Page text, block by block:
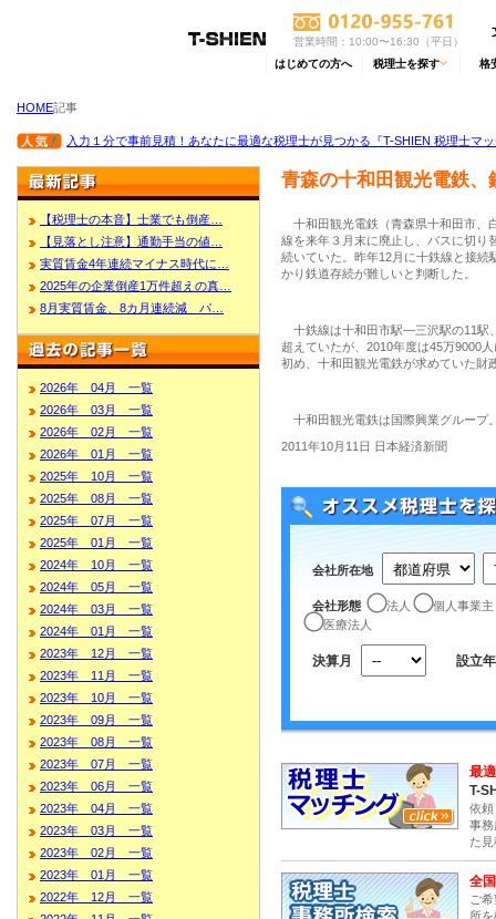
営業時間：10:00〜16:30（平日）
はじめての方へ 税理士を探す 格
HOME記事
入力１分で事前見積！あなたに最適な税理士が見つかる『T-SHIEN 税理士マ
【税理士の本音】士業でも倒産…
【見落とし注意】通勤手当の値…
実質賃金4年連続マイナス時代に…
2025年の企業倒産1万件超えの真…
8月実質賃金、8カ月連続減 パ…
2026年 04月 一覧
2026年 03月 一覧
2026年 02月 一覧
2026年 01月 一覧
2025年 10月 一覧
2025年 08月 一覧
2025年 07月 一覧
2025年 01月 一覧
2024年 10月 一覧
2024年 05月 一覧
2024年 03月 一覧
2024年 01月 一覧
2023年 12月 一覧
2023年 11月 一覧
2023年 10月 一覧
2023年 09月 一覧
2023年 08月 一覧
2023年 07月 一覧
2023年 06月 一覧
2023年 04月 一覧
2023年 03月 一覧
2023年 02月 一覧
2023年 01月 一覧
2022年 12月 一覧
青森の十和田観光電鉄
十和田観光電鉄（青森県十和田市、
線を来年３月末に廃止し、バスに切り
続いていた。昨年12月に十鉄線と接
かり鉄道存続が難しいと判断した。
十鉄線は十和田市駅―三沢駅の11駅
超えていたが、2010年度は45万9000
初め、十和田観光電鉄が求めていた財
十和田観光電鉄は国際興業グループ
2011年10月11日 日本経済新聞
会社所在地
会社形態 法人
個人事業主
医療法人
決算月 設立年
最適
T-
依頼
事務
た
全
ご
所